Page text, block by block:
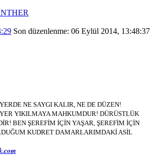
Son düzenlenme: 06 Eylül 2014, 13:48:37
NE SAYGI KALIR, NE DE DÜZEN!
YIKILMAYA MAHKUMDUR! DÜRÜSTLÜK
BEN ŞEREFİM İÇİN YAŞAR, ŞEREFİM İÇİN
KUDRET DAMARLARIMDAKİ ASİL